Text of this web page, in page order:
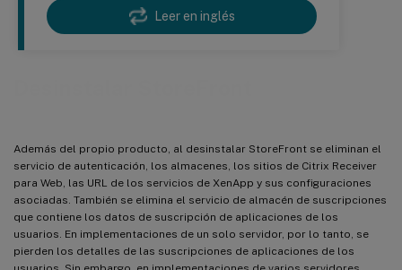
Leer en inglés
Además del propio producto, al desinstalar StoreFront se eliminan el
servicio de autenticación, los almacenes, los sitios de Citrix Receiver
para Web, las URL de los servicios de XenApp y sus configuraciones
asociadas. También se elimina el servicio de almacén de suscripciones
que contiene los datos de suscripción de aplicaciones de los
usuarios. En implementaciones de un solo servidor, por lo tanto, se
pierden los detalles de las suscripciones de aplicaciones de los